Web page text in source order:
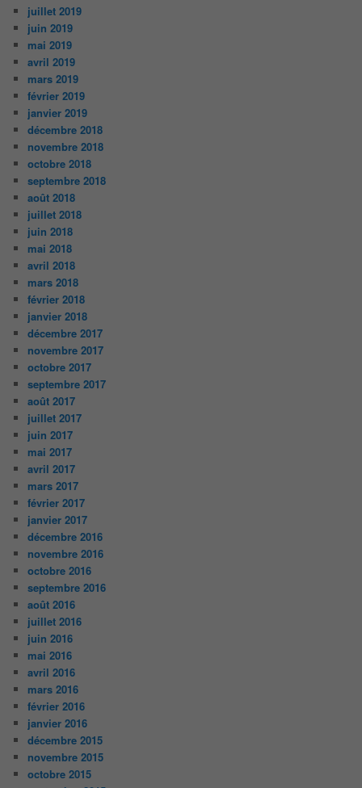
juillet 2019
juin 2019
mai 2019
avril 2019
mars 2019
février 2019
janvier 2019
décembre 2018
novembre 2018
octobre 2018
septembre 2018
août 2018
juillet 2018
juin 2018
mai 2018
avril 2018
mars 2018
février 2018
janvier 2018
décembre 2017
novembre 2017
octobre 2017
septembre 2017
août 2017
juillet 2017
juin 2017
mai 2017
avril 2017
mars 2017
février 2017
janvier 2017
décembre 2016
novembre 2016
octobre 2016
septembre 2016
août 2016
juillet 2016
juin 2016
mai 2016
avril 2016
mars 2016
février 2016
janvier 2016
décembre 2015
novembre 2015
octobre 2015